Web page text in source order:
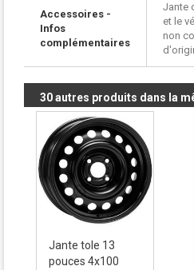
Accessoires -
Infos
complémentaires
Jante
et le
non
30 autres produits dans la
Jante tole 13
pouces 4x100